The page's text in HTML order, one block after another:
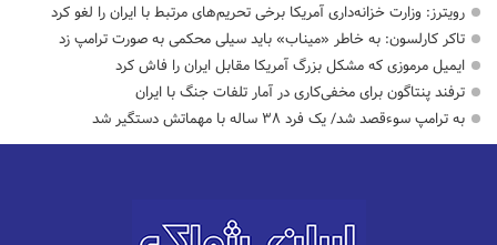
رویترز: وزارت خزانه‌داری آمریکا برخی تحریم‌های مرتبط با ایران را لغو کرد
تاکر کارلسون: به خاطر «میناب» باید سیلی محکمی به صورت ترامپ زد
ایمیل مرموزی که مشکل بزرگ آمریکا مقابل ایران را فاش کرد
ترفند پنتاگون برای مخفی‌کاری در آمار تلفات جنگ با ایران
به ترامپ سوءقصد شد/ یک فرد ۳۸ ساله با مهماتش دستگیر شد